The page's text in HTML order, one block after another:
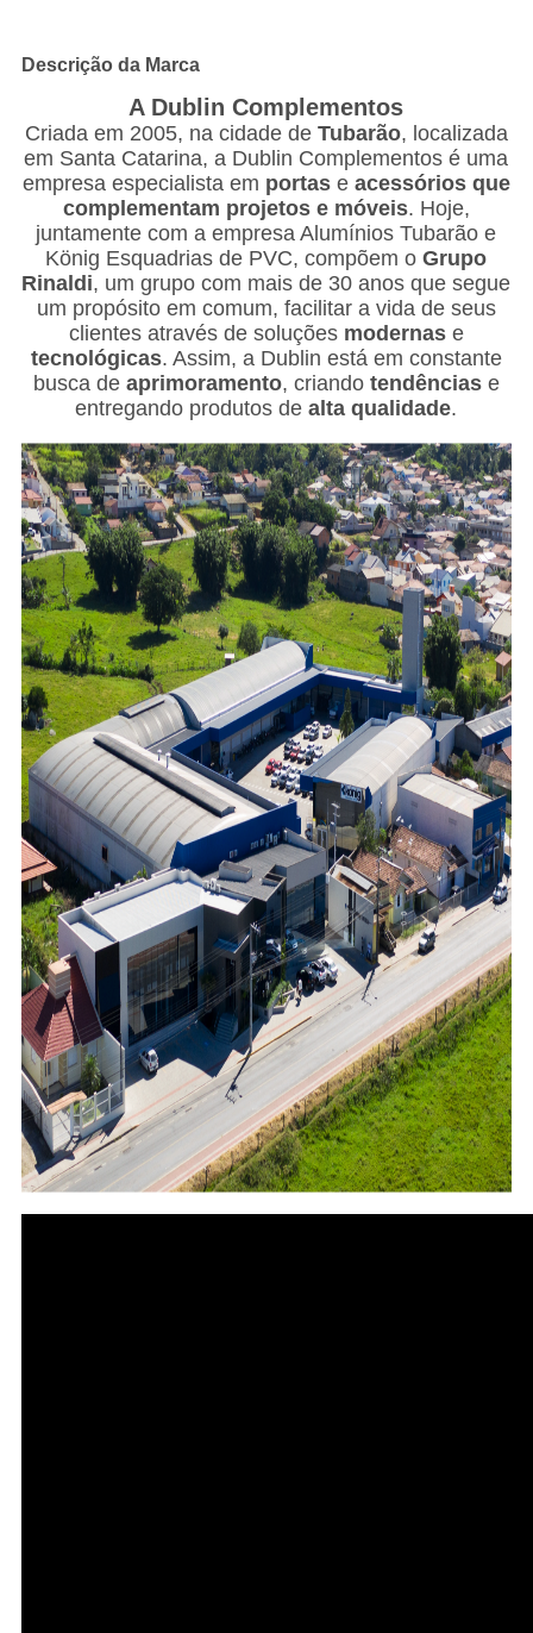
Descrição da Marca
A Dublin Complementos
Criada em 2005, na cidade de Tubarão, localizada
em Santa Catarina, a Dublin Complementos é uma
empresa especialista em portase acessórios que
complementam projetos e móveis. Hoje,
juntamente com a empresa Alumínios Tubarão e
König Esquadrias de PVC, compõem oGrupo
Rinaldi, um grupo com mais de 30 anos que segue
um propósito em comum, facilitar a vida de seus
clientes através de soluções modernase
tecnológicas. Assim, a Dublin está em constante
busca de aprimoramento, criando tendênciase
entregando produtos dealta qualidade.